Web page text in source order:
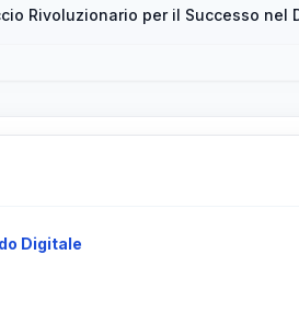
Rivoluzionario per il Successo nel
Digitale